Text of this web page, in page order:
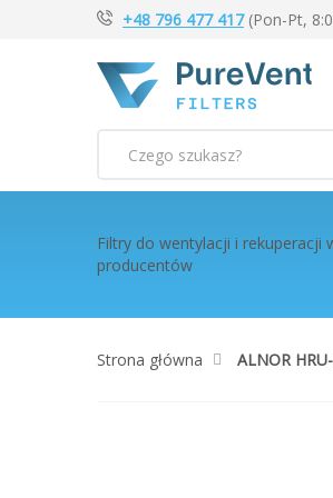
+48 796 477 417(Pon-Pt,
Filtry do wentylacji i rekuperacji
producentów
Strona główna ALNOR